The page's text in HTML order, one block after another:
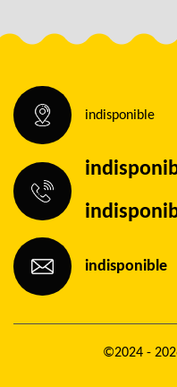
indisponible
indisponible
©2024 -